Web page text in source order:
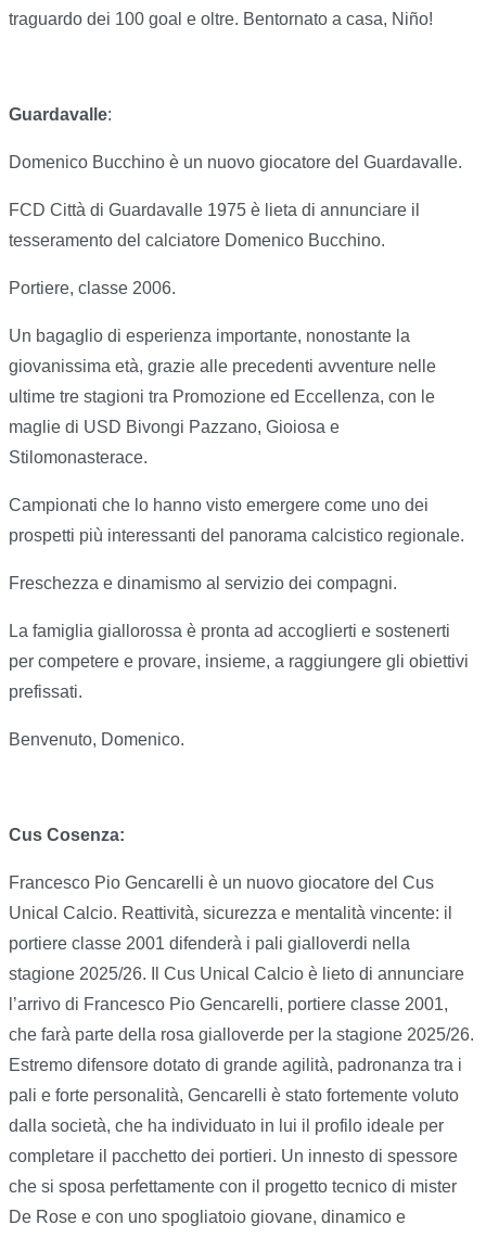
traguardo dei 100 goal e oltre. Bentornato a casa, Niño!
Guardavalle:
Domenico Bucchino è un nuovo giocatore del Guardavalle.
FCD Città di Guardavalle 1975 è lieta di annunciare il
tesseramento del calciatore Domenico Bucchino.
Portiere, classe 2006.
Un bagaglio di esperienza importante, nonostante la
giovanissima età, grazie alle precedenti avventure nelle
ultime tre stagioni tra Promozione ed Eccellenza, con le
maglie di USD Bivongi Pazzano, Gioiosa e
Stilomonasterace.
Campionati che lo hanno visto emergere come uno dei
prospetti più interessanti del panorama calcistico regionale.
Freschezza e dinamismo al servizio dei compagni.
La famiglia giallorossa è pronta ad accoglierti e sostenerti
per competere e provare, insieme, a raggiungere gli obiettivi
prefissati.
Benvenuto, Domenico.
Cus Cosenza:
Francesco Pio Gencarelli è un nuovo giocatore del Cus
Unical Calcio. Reattività, sicurezza e mentalità vincente: il
portiere classe 2001 difenderà i pali gialloverdi nella
stagione 2025/26. Il Cus Unical Calcio è lieto di annunciare
l’arrivo di Francesco Pio Gencarelli, portiere classe 2001,
che farà parte della rosa gialloverde per la stagione 2025/26.
Estremo difensore dotato di grande agilità, padronanza tra i
pali e forte personalità, Gencarelli è stato fortemente voluto
dalla società, che ha individuato in lui il profilo ideale per
completare il pacchetto dei portieri. Un innesto di spessore
che si sposa perfettamente con il progetto tecnico di mister
De Rose e con uno spogliatoio giovane, dinamico e